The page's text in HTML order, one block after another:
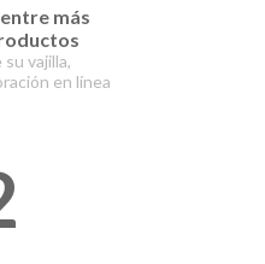
más
vajilla,
en línea